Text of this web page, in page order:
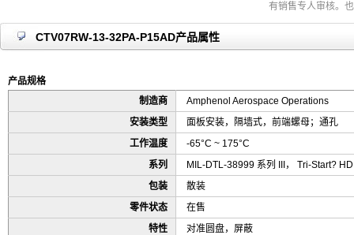
有销售专人审核。
CTV07RW-13-32PA-P15AD产品属性
产品规格
制造商
Amphenol Aerospace Operations
安装类型
面板安装，隔墙式，前端螺母；通孔
工作温度
-65°C ~ 175°C
系列
MIL-DTL-38999 系列 III， Tri-Start? HD
包装
散装
零件状态
在售
特性
对准圆盘，屏蔽